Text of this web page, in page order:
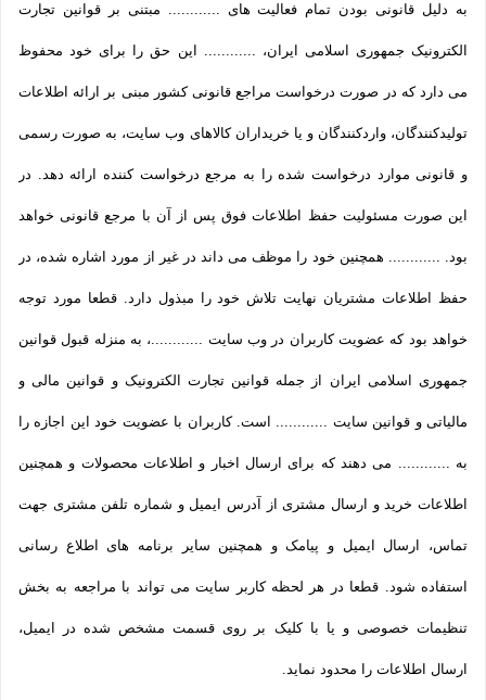
به دلیل قانونی بودن تمام فعالیت های ............ مبتنی بر قوانین تجارت
الکترونیک جمهوری اسلامی ایران، ............ این حق را برای خود محفوظ
می دارد که در صورت درخواست مراجع قانونی کشور مبنی بر ارائه اطلاعات
تولیدکنندگان، واردکنندگان و یا خریداران کالاهای وب سایت، به صورت رسمی
و قانونی موارد درخواست شده را به مرجع درخواست کننده ارائه دهد. در
این صورت مسئولیت حفظ اطلاعات فوق پس از آن با مرجع قانونی خواهد
بود. ............ همچنین خود را موظف می داند در غیر از مورد اشاره شده، در
حفظ اطلاعات مشتریان نهایت تلاش خود را مبذول دارد. قطعا مورد توجه
خواهد بود که عضویت کاربران در وب سایت ............، به منزله قبول قوانین
جمهوری اسلامی ایران از جمله قوانین تجارت الکترونیک و قوانین مالی و
مالیاتی و قوانین سایت ............ است. کاربران با عضویت خود این اجازه را
به ............ می دهند که برای ارسال اخبار و اطلاعات محصولات و همچنین
اطلاعات خرید و ارسال مشتری از آدرس ایمیل و شماره تلفن مشتری جهت
تماس، ارسال ایمیل و پیامک و همچنین سایر برنامه های اطلاع رسانی
استفاده شود. قطعا در هر لحظه کاربر سایت می تواند با مراجعه به بخش
تنظیمات خصوصی و یا با کلیک بر روی قسمت مشخص شده در ایمیل،
ارسال اطلاعات را محدود نماید.